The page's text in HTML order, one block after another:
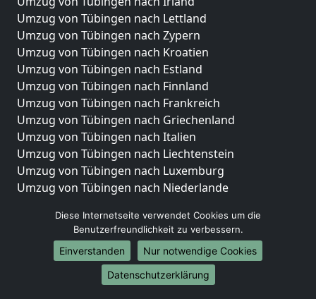
Umzug von Tübingen nach Lettland
Umzug von Tübingen nach Zypern
Umzug von Tübingen nach Kroatien
Umzug von Tübingen nach Estland
Umzug von Tübingen nach Finnland
Umzug von Tübingen nach Frankreich
Umzug von Tübingen nach Griechenland
Umzug von Tübingen nach Italien
Umzug von Tübingen nach Liechtenstein
Umzug von Tübingen nach Luxemburg
Umzug von Tübingen nach Niederlande
Umzüge-Deutschlandweit
Umzug von Tübingen nach Berlin
Umzug von Tübingen nach Hamburg
Umzug von Tübingen nach München
Diese Internetseite verwendet Cookies um die
Benutzerfreundlichkeit zu verbessern.
Einverstanden
Nur notwendige Cookies
Datenschutzerklärung